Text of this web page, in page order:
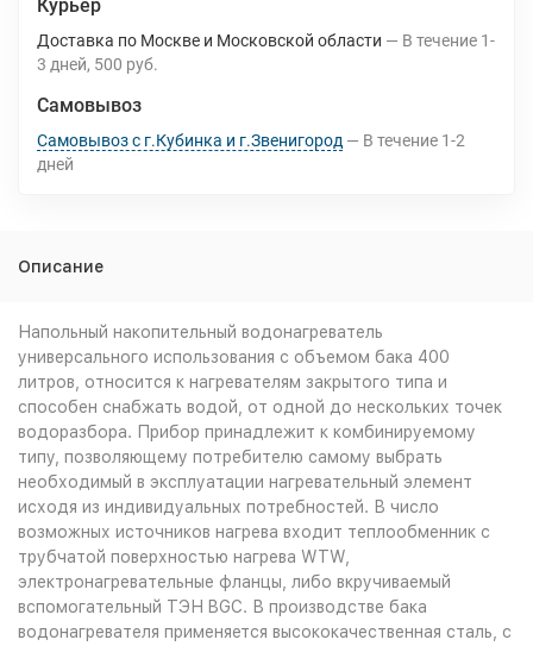
Курьер
Доставка по Москве и Московской области В течение 1-
3 дней 500 руб.
Самовывоз
Самовывоз с г.Кубинка и г.Звенигород В течение 1-2
дней
Описание
Напольный накопительный водонагреватель
универсального использования с объемом бака 400
литров, относится к нагревателям закрытого типа и
способен снабжать водой, от одной до нескольких точек
водоразбора. Прибор принадлежит к комбинируемому
типу, позволяющему потребителю самому выбрать
необходимый в эксплуатации нагревательный элемент
исходя из индивидуальных потребностей. В число
возможных источников нагрева входит теплообменник с
трубчатой поверхностью нагрева WTW,
электронагревательные фланцы, либо вкручиваемый
вспомогательный ТЭН BGC. В производстве бака
водонагревателя применяется высококачественная сталь, с